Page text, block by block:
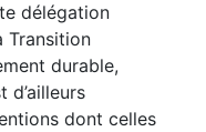
délégation
Transition
durable,
d’ailleurs
dont celles